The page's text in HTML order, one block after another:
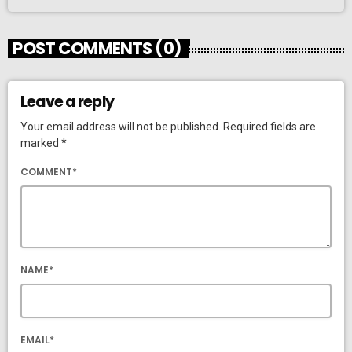
POST COMMENTS (0)
Leave a reply
Your email address will not be published. Required fields are
marked *
COMMENT*
NAME*
EMAIL*